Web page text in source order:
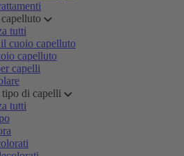
tutti
cuoio capelluto
capelluto
capelli
tipo di capelli
tutti